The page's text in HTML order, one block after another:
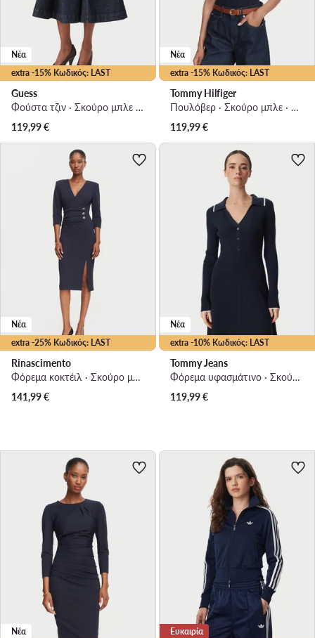
extra -15% Κωδικός: LAST
Νέα
Guess
Φούστα τζιν · Σκούρο μπλε · Midi
119,99€
extra -15% Κωδικός: LAST
Νέα
Tommy Hilfiger
Πουλόβερ · Σκούρο μπλε · Regular Fit
119,99€
extra -25% Κωδικός: LAST
Νέα
Rinascimento
Φόρεμα κοκτέιλ · Σκούρο μπλε · Midi
141,99€
extra -10% Κωδικός: LAST
Νέα
Tommy Jeans
Φόρεμα υφασμάτινο · Σκούρο μπλε · Mini
119,99€
Νέα Ευκαιρία